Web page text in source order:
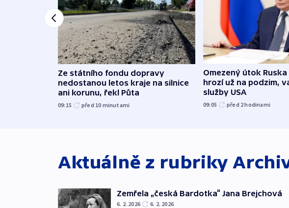
Ze státního fondu dopravy
nedostanou letos kraje na silnice
ani korunu, řekl Půta
09:15 před 10 minutami
Omezený útok Ruska
hrozí už na podzim,
služby USA
09:05 před 2hodinami
Aktuálně z rubriky
Zemřela „česká Bardotka“ Jana Brejchová
6. 2. 2026 6. 2. 2026